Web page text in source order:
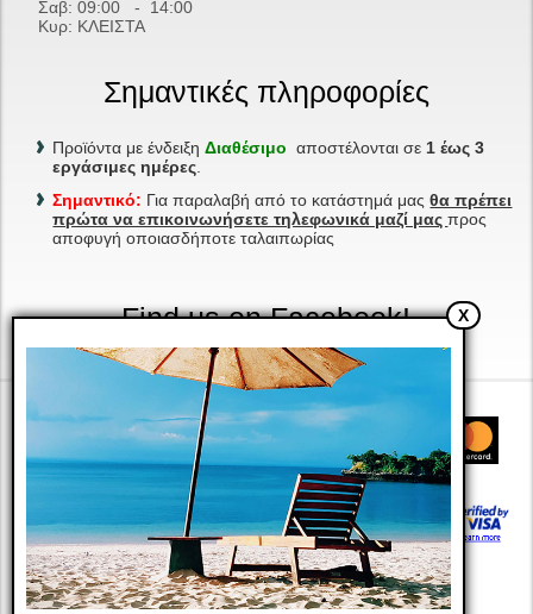
Σαβ:09:00 - 14:00
Κυρ: ΚΛΕΙΣΤΑ
Σημαντικές πληροφορίες
Προϊόντα με ένδειξηΔιαθέσιμο αποστέλονται σε1 έως 3
εργάσιμες ημέρες.
Σημαντικό: Για παραλαβή από το κατάστημά μαςθα πρέπει
πρώτα να επικοινωνήσετε τηλεφωνικά μαζί μαςπρος
αποφυγή οποιασδήποτε ταλαιπωρίας
Find us on Facebook! X